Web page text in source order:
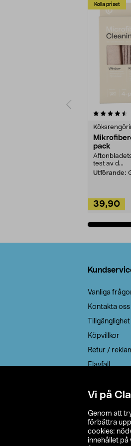
Vi på
Genom att
förbättra
cookies:
innehållet på
Kolla priset
pack
test av d...
Utförande:
39,90
Vanliga
Kontakta oss
Tillgänglighet
Köpvillkor
Retur /
Elavfall